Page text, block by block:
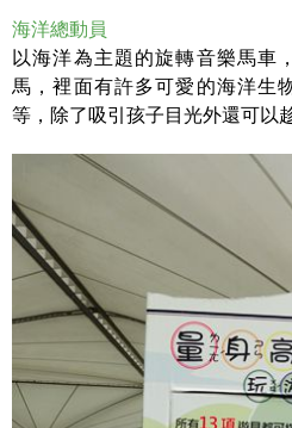
海洋總動員
以海洋為主題的旋轉音樂馬車
馬，裡面有許多可愛的海洋生
等，除了吸引孩子目光外還可以